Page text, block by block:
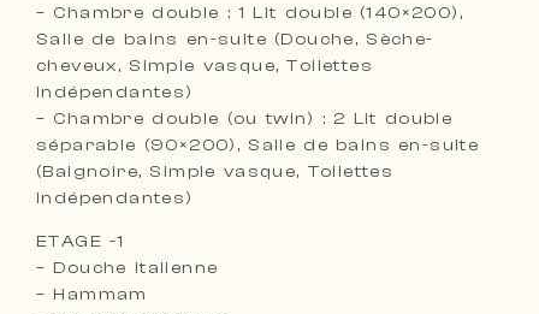
– Chambre double : 1 Lit double (140×200),
Salle de bains en-suite (Douche, Sèche-
cheveux, Simple vasque, Toilettes
indépendantes)
– Chambre double (ou twin) : 2 Lit double
séparable (90×200), Salle de bains en-suite
(Baignoire, Simple vasque, Toilettes
indépendantes)
ETAGE -1
– Douche italienne
– Hammam